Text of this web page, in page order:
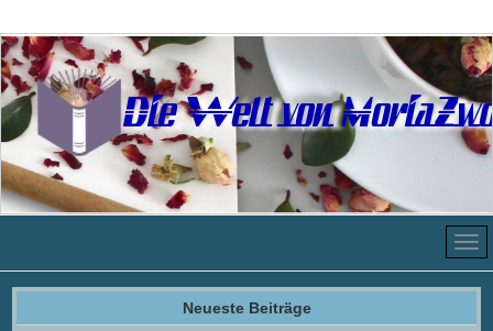
Die Welt von
Neueste Beiträge